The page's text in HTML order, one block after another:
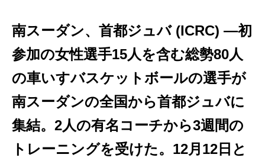
南スーダン、首都ジュバ (ICRC) —初
参加の女性選手15人を含む総勢80人
の車いすバスケットボールの選手が
南スーダンの全国から首都ジュバに
集結。2人の有名コーチから3週間の
トレーニングを受けた。12月12日と